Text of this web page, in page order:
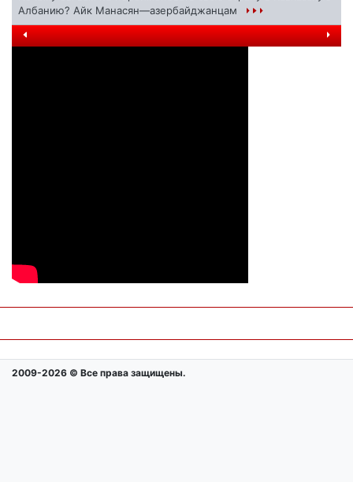
Албанию? Айк Манасян—азербайджанцам
2009-2026 © Все права защищены.